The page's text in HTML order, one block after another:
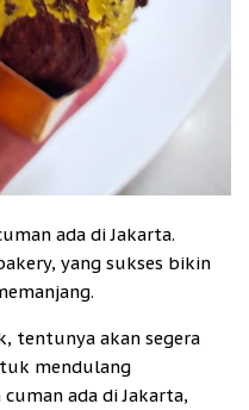
ada di Jakarta.
yang sukses bikin
tentunya akan segera
mendulang
ada di Jakarta,